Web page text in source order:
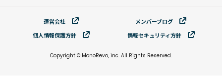
運営会社
メンバーブログ
個⼈情報保護⽅針
情報セキュリティ⽅針
Copyright © MonoRevo, inc. All Rights Reserved.